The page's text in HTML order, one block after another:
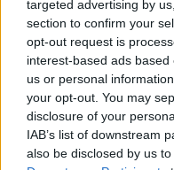
targeted advertising by
section to confirm your
opt-out request is
interest-based ads
us or personal
your opt-out. You may
disclosure of your
IAB’s list of downstream
also be disclosed by us
Jos twiitti ei näy